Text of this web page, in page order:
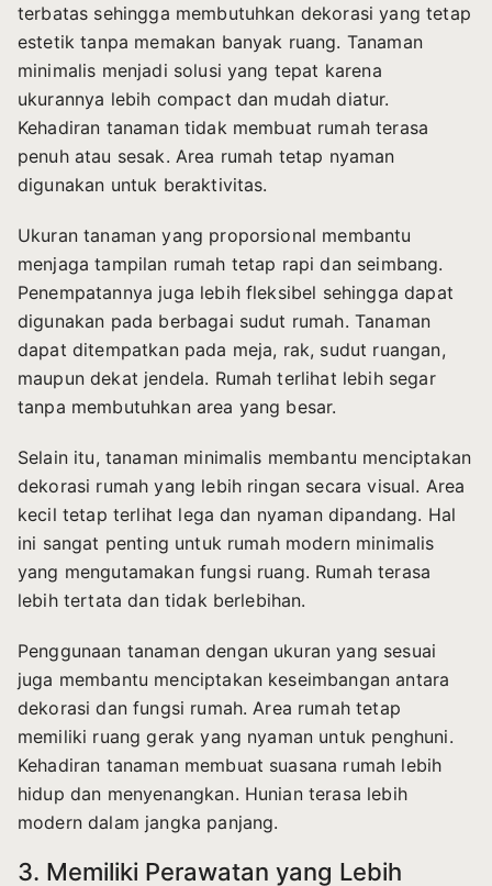
terbatas sehingga membutuhkan dekorasi yang tetap
estetik tanpa memakan banyak ruang. Tanaman
minimalis menjadi solusi yang tepat karena
ukurannya lebih compact dan mudah diatur.
Kehadiran tanaman tidak membuat rumah terasa
penuh atau sesak. Area rumah tetap nyaman
digunakan untuk beraktivitas.
Ukuran tanaman yang proporsional membantu
menjaga tampilan rumah tetap rapi dan seimbang.
Penempatannya juga lebih fleksibel sehingga dapat
digunakan pada berbagai sudut rumah. Tanaman
dapat ditempatkan pada meja, rak, sudut ruangan,
maupun dekat jendela. Rumah terlihat lebih segar
tanpa membutuhkan area yang besar.
Selain itu, tanaman minimalis membantu menciptakan
dekorasi rumah yang lebih ringan secara visual. Area
kecil tetap terlihat lega dan nyaman dipandang. Hal
ini sangat penting untuk rumah modern minimalis
yang mengutamakan fungsi ruang. Rumah terasa
lebih tertata dan tidak berlebihan.
Penggunaan tanaman dengan ukuran yang sesuai
juga membantu menciptakan keseimbangan antara
dekorasi dan fungsi rumah. Area rumah tetap
memiliki ruang gerak yang nyaman untuk penghuni.
Kehadiran tanaman membuat suasana rumah lebih
hidup dan menyenangkan. Hunian terasa lebih
modern dalam jangka panjang.
3. Memiliki Perawatan yang Lebih